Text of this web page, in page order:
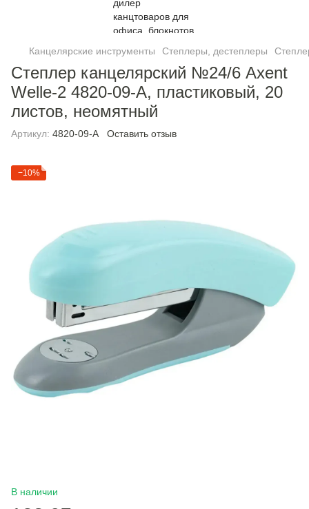
Канцелярские инструменты Степлеры, дестеплеры
Степлер канцелярский №24/6 Axent
Welle-2 4820-09-A, пластиковый, 20
листов, неомятный
Артикул: 4820-09-A Оставить отзыв
−10%
В наличии